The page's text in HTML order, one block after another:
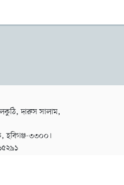
দারুস সালাম,
হবিগঞ্জ-৩৩০০।